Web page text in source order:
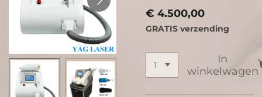
€ 4.500,00
GRATIS verzending
In
winkelwagen